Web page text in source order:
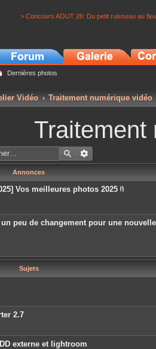
> Concours AOUT 26: Du petit ruisseau au
Dernières photos
Vidéo Traitement numérique vidéo
Traitement
Annonces
Vos meilleures photos 2025
c
e
n
peu de changement pour une nouvelle
Sujets
2.7
externe et lightroom